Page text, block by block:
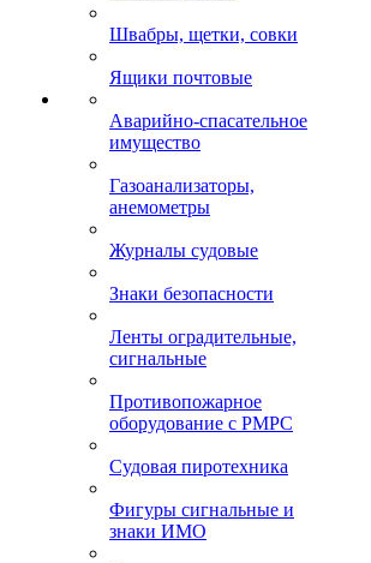
Швабры, щетки, совки
Ящики почтовые
Аварийно-спасательное
имущество
Газоанализаторы,
анемометры
Журналы судовые
Знаки безопасности
Ленты оградительные,
сигнальные
Противопожарное
оборудование с РМРС
Судовая пиротехника
Фигуры сигнальные и
знаки ИМО